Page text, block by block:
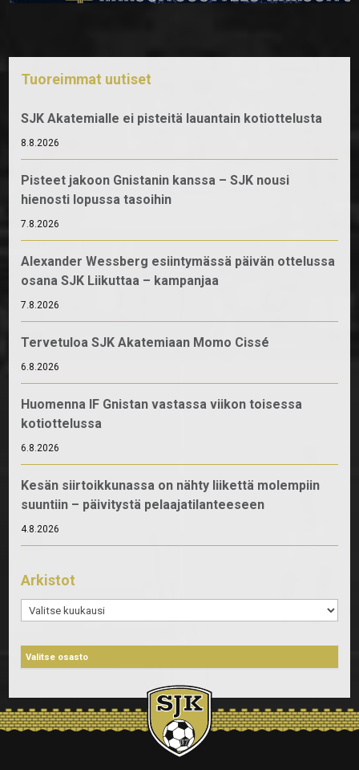
Tuoreimmat uutiset
SJK Akatemialle ei pisteitä lauantain kotiottelusta
8.8.2026
Pisteet jakoon Gnistanin kanssa – SJK nousi
hienosti lopussa tasoihin
7.8.2026
Alexander Wessberg esiintymässä päivän ottelussa
osana SJK Liikuttaa – kampanjaa
7.8.2026
Tervetuloa SJK Akatemiaan Momo Cissé
6.8.2026
Huomenna IF Gnistan vastassa viikon toisessa
kotiottelussa
6.8.2026
Kesän siirtoikkunassa on nähty liikettä molempiin
suuntiin – päivitystä pelaajatilanteeseen
4.8.2026
Arkistot
Arkistot